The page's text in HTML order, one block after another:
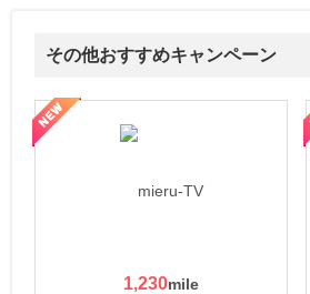
その他おすすめキャンペーン
1,230
【LOJEL公式サイト】スーツケース・バッグ
【ロデオドライブ】創業